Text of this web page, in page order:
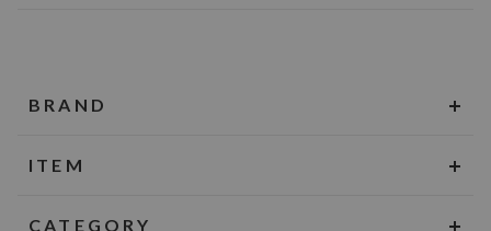
BRAND
ITEM
CATEGORY